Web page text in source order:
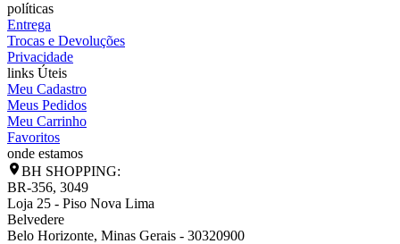
políticas
Entrega
Trocas e Devoluções
Privacidade
links Úteis
Meu Cadastro
Meus Pedidos
Meu Carrinho
Favoritos
onde estamos
BH SHOPPING:
BR-356, 3049
Loja 25 - Piso Nova Lima
Belvedere
Belo Horizonte, Minas Gerais - 30320900